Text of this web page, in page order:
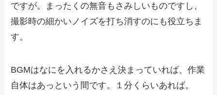
ですが。まったくの無音もさみしいものですし、
撮影時の細かいノイズを打ち消すのにも役立ちま
す。
BGMはなにを入れるかさえ決まっていれば、作業
自体はあっという間です。１分くらいあれば。